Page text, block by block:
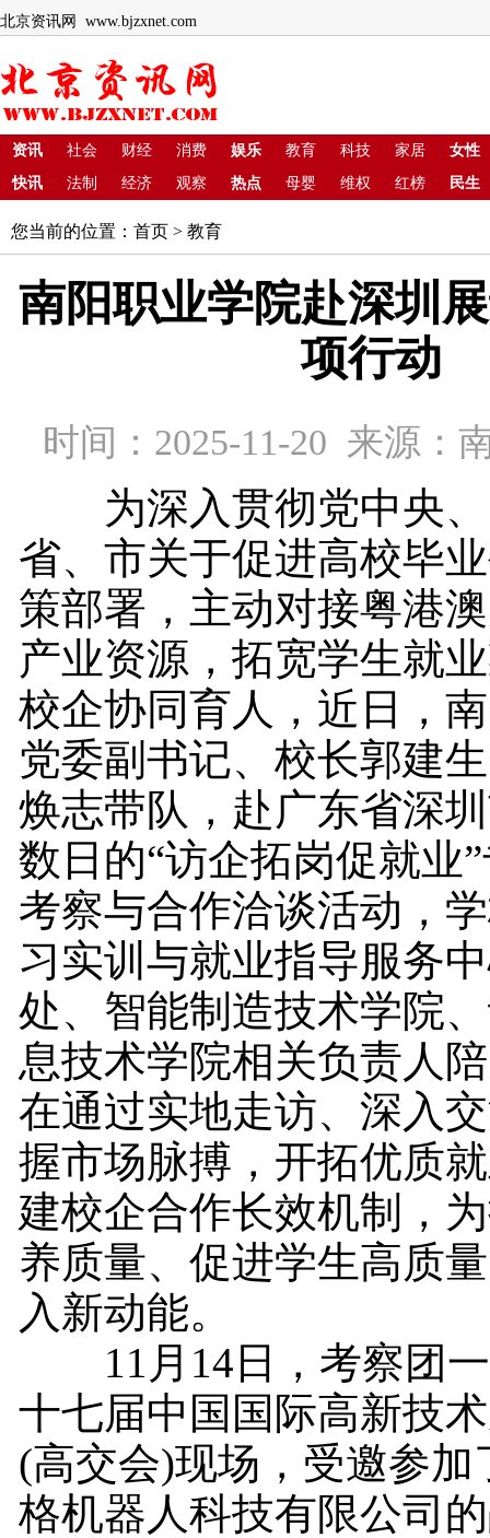
北京资讯网 www.bjzxnet.com
资讯 社会 财经 消费 娱乐 教育 科技 家居
女性
快讯
法制 经济 观察 热点 母婴 维权 红榜 民生
您当前的位置： 首页 > 教育
南阳职业学院赴深圳
项行动
时间：2025-11-20 来源：
为深入贯彻党中央、
省、市关于促进高校毕
策部署，主动对接粤港
产业资源，拓宽学生就
校企协同育人，近日，
党委副书记、校长郭建
焕志带队，赴广东省深
数日的“访企拓岗促就业
考察与合作洽谈活动，
习实训与就业指导服务
处、智能制造技术学院
息技术学院相关负责人
在通过实地走访、深入
握市场脉搏，开拓优质
建校企合作长效机制，
养质量、促进学生高质
入新动能。
11月14日，考察团一
十七届中国国际高新技
(高交会)现场，受邀参加
格机器人科技有限公司